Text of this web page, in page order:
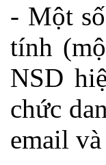
- Một
tính
NSD
chức
email